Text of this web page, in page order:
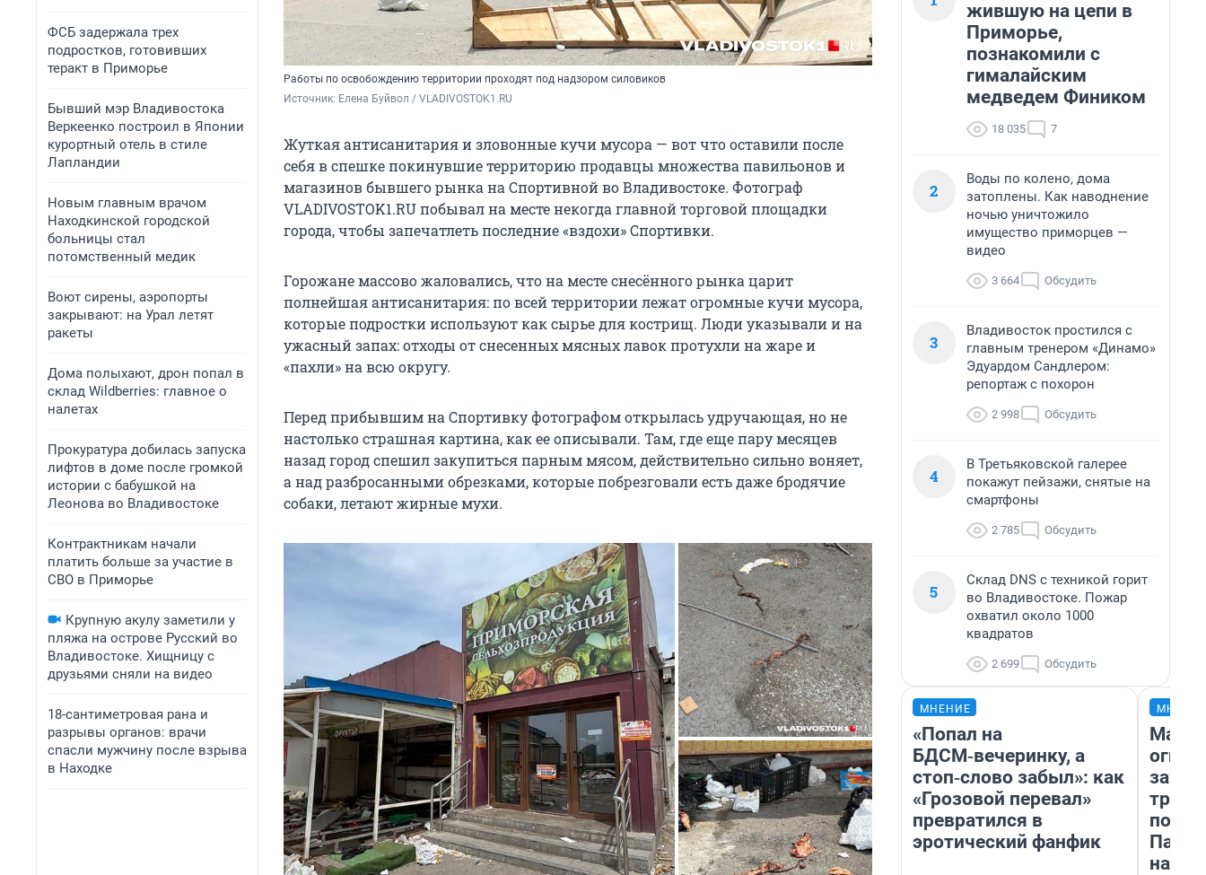
ФСБ задержала трех
подростков, готовивших
теракт в Приморье
Бывший мэр Владивостока
Веркеенко построил в Японии
курортный отель в стиле
Лапландии
Новым главным врачом
Находкинской городской
больницы стал
потомственный медик
Воют сирены, аэропорты
закрывают: на Урал летят
ракеты
Дома полыхают, дрон попал в
склад Wildberries: главное о
налетах
Прокуратура добилась запуска
лифтов в доме после громкой
истории с бабушкой на
Леонова во Владивостоке
Контрактникам начали
платить больше за участие в
СВО в Приморье
Крупную акулу заметили у
пляжа на острове Русский во
Владивостоке. Хищницу с
друзьями сняли на видео
18-сантиметровая рана и
разрывы органов: врачи
спасли мужчину после взрыва
в Находке
Работы по освобождению территории проходят под надзором силовиков
Источник: Елена Буйвол / VLADIVOSTOK1.RU
Жуткая антисанитария и зловонные кучи мусора — вот что оставили после
себя в спешке покинувшие территорию продавцы множества павильонов и
магазинов бывшего рынка на Спортивной во Владивостоке. Фотограф
VLADIVOSTOK1.RU побывал на месте некогда главной торговой площадки
города, чтобы запечатлеть последние «вздохи» Спортивки.
Горожане массово жаловались, что на месте снесённого рынка царит
полнейшая антисанитария: по всей территории лежат огромные кучи мусора,
которые подростки используют как сырье для кострищ. Люди указывали и на
ужасный запах: отходы от снесенных мясных лавок протухли на жаре и
«пахли» на всю округу.
Перед прибывшим на Спортивку фотографом открылась удручающая, но не
настолько страшная картина, как ее описывали. Там, где еще пару месяцев
назад город спешил закупиться парным мясом, действительно сильно воняет,
а над разбросанными обрезками, которые побрезговали есть даже бродячие
собаки, летают жирные мухи.
жившую на цепи в
Приморье,
познакомили с
гималайским
медведем Фиником
18 035 7
2
Воды по колено, дома
затоплены. Как наводнение
ночью уничтожило
имущество приморцев —
видео
3 664 Обсудить
3
Владивосток простился с
главным тренером «Динамо»
Эдуардом Сандлером:
репортаж с похорон
2 998 Обсудить
4
В Третьяковской галерее
покажут пейзажи, снятые на
смартфоны
2 785 Обсудить
5
Склад DNS с техникой горит
во Владивостоке. Пожар
охватил около 1000
квадратов
2 699 Обсудить
МНЕНИЕ
«Попал на
БДСМ‑вечеринку, а
стоп‑слово забыл»: как
«Грозовой перевал»
превратился в
эротический фанфик
Мало,
нас